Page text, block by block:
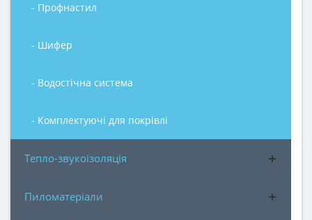
- Профнастил
- Шифер
- Водостічна система
- Комплектуючі для покрівлі
Тепло-звукоізоляція
Пиломатеріали